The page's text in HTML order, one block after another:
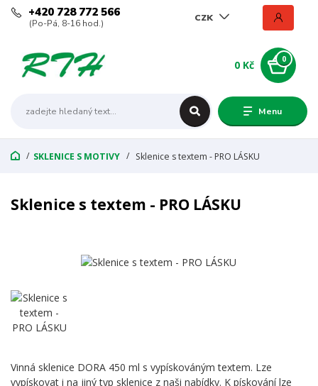
Menu
CZK
+420 728 772 566
(Po-Pá, 8-16 hod.)
0
0 Kč
SKLENICE S MOTIVY Sklenice s textem - PRO LÁSKU
Sklenice s textem - PRO LÁSKU
Vinná sklenice DORA 450 ml s vypískováným textem. Lze
vypískovat i na jiný typ sklenice z naši nabídky. K pískování lze